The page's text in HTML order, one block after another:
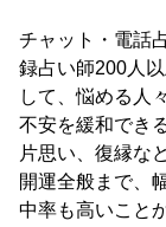
チャット・電話
録占い師200人
して、悩める人
不安を緩和でき
片思い、復縁な
開運全般まで、
中率も高いこと